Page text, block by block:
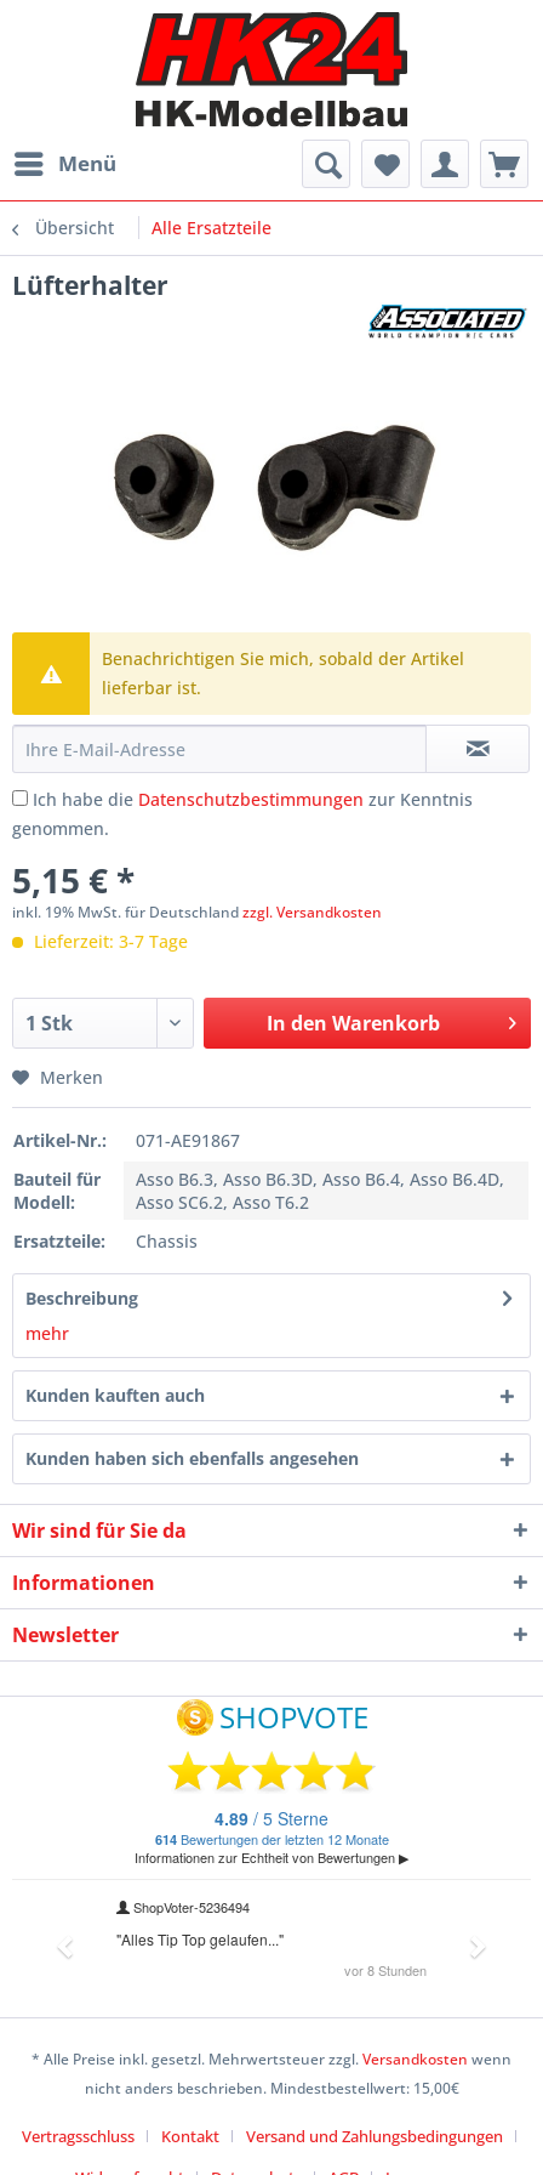
Menü
Übersicht Alle Ersatzteile
Lüfterhalter
Benachrichtigen Sie mich, sobald der Artikel
lieferbar ist.
Ich habe die Datenschutzbestimmungen zur Kenntnis
genommen.
5,15 € *
inkl. 19% MwSt. für Deutschlandzzgl. Versandkosten
Lieferzeit: 3-7 Tage
In den Warenkorb
Merken
Artikel-Nr.:
071-AE91867
Bauteil für
Modell:
Asso B6.3, Asso B6.3D, Asso B6.4, Asso B6.4D,
Asso SC6.2, Asso T6.2
Ersatzteile:
Chassis
Beschreibung
mehr
Kunden kauften auch
Kunden haben sich ebenfalls angesehen
Wir sind für Sie da
Informationen
Newsletter
* Alle Preise inkl. gesetzl. Mehrwertsteuer zzgl.Versandkosten wenn
nicht anders beschrieben. Mindestbestellwert: 15,00€
Vertragsschluss Kontakt
Versand und Zahlungsbedingungen